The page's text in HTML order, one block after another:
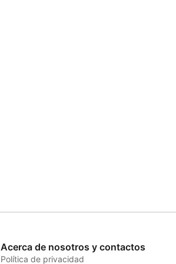
Acerca de nosotros y contactos
Política de privacidad